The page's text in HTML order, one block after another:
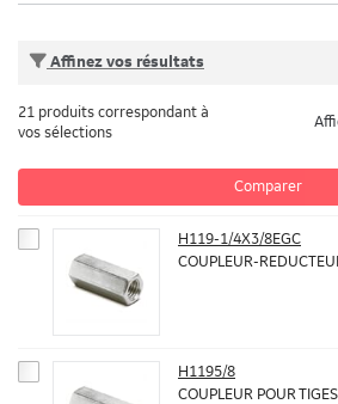
Affinez vos résultats
Comparer
21 produits correspondant à
vos sélections
H119-1/4X3/8EGC
COUPLEUR-
H1195/8
COUPLEUR POUR